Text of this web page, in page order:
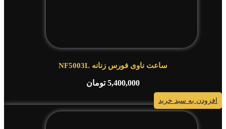
ساعت ناوی فورس زنانه NF5003L
5,400,000 تومان
افزودن به سبد خرید